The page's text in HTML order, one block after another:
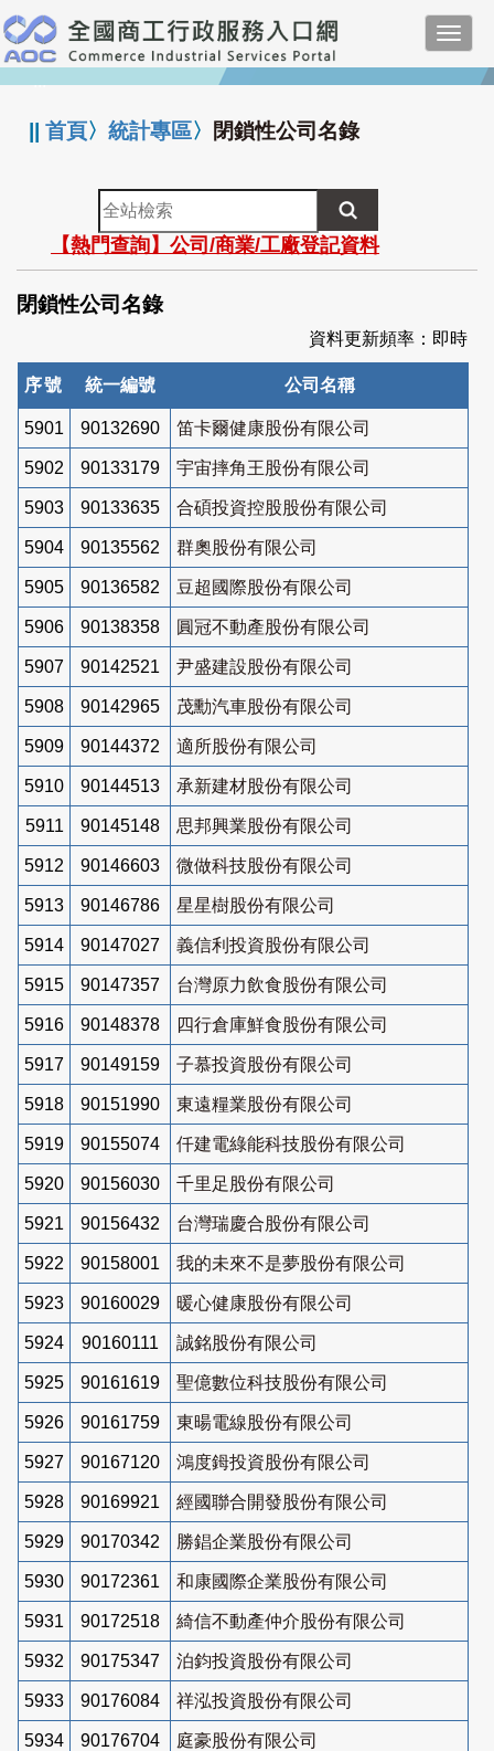
跳
到
主
要
:::
||首頁〉統計專區〉 閉鎖性公司名錄
全
站
檢
索
【熱門查詢】公司/商業/工廠登記資料
閉鎖性公司名錄
資料更新頻率：即時
序號 統一編號 公司名稱
5901 90132690 笛卡爾健康股份有限公司
5902 90133179 宇宙摔角王股份有限公司
5903 90133635 合碩投資控股股份有限公司
5904 90135562 群奧股份有限公司
5905 90136582 豆超國際股份有限公司
5906 90138358 圓冠不動產股份有限公司
5907 90142521 尹盛建設股份有限公司
5908 90142965 茂勳汽車股份有限公司
5909 90144372 適所股份有限公司
5910 90144513 承新建材股份有限公司
5911 90145148 思邦興業股份有限公司
5912 90146603 微做科技股份有限公司
5913 90146786 星星樹股份有限公司
5914 90147027 義信利投資股份有限公司
5915 90147357 台灣原力飲食股份有限公司
5916 90148378 四行倉庫鮮食股份有限公司
5917 90149159 子慕投資股份有限公司
5918 90151990 東遠糧業股份有限公司
5919 90155074 仟建電綠能科技股份有限公司
5920 90156030 千里足股份有限公司
5921 90156432 台灣瑞慶合股份有限公司
5922 90158001 我的未來不是夢股份有限公司
5923 90160029 暖心健康股份有限公司
5924 90160111 誠銘股份有限公司
5925 90161619 聖億數位科技股份有限公司
5926 90161759 東暘電線股份有限公司
5927 90167120 鴻度鉧投資股份有限公司
5928 90169921 經國聯合開發股份有限公司
5929 90170342 勝錩企業股份有限公司
5930 90172361 和康國際企業股份有限公司
5931 90172518 綺信不動產仲介股份有限公司
5932 90175347 泊鈞投資股份有限公司
5933 90176084 祥泓投資股份有限公司
5934 90176704 庭豪股份有限公司